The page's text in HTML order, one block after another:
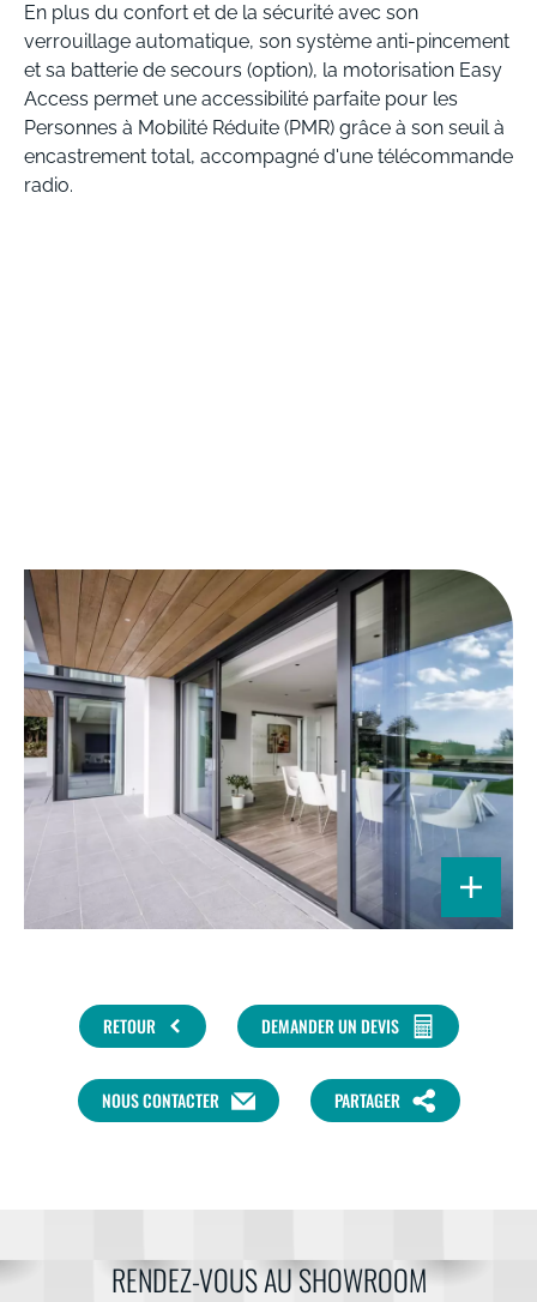
En plus du confort et de la sécurité avec son
verrouillage automatique, son système anti-pincement
et sa batterie de secours (option), la motorisation Easy
Access permet une accessibilité parfaite pour les
Personnes à Mobilité Réduite (PMR) grâce à son seuil à
encastrement total, accompagné d'une télécommande
radio.
RETOUR DEMANDER UN DEVIS
NOUS CONTACTER PARTAGER
RENDEZ-VOUS AU SHOWROOM